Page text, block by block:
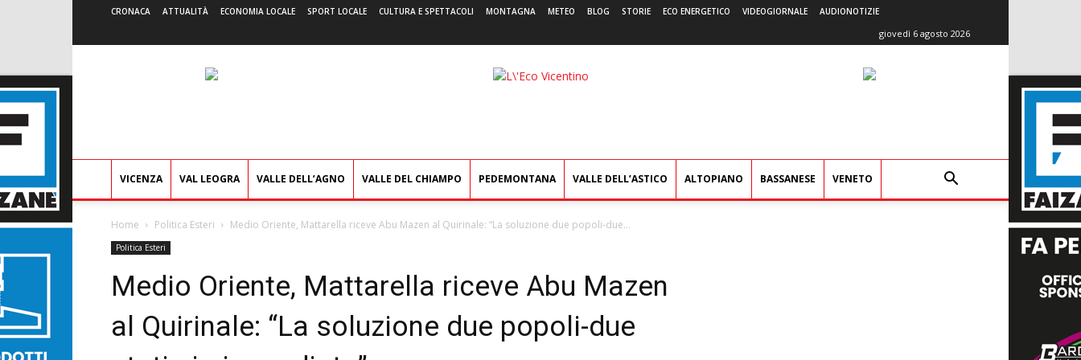
CRONACA ATTUALITÀ ECONOMIA LOCALE SPORT LOCALE CULTURA E SPETTACOLI MONTAGNA METEO BLOG STORIE ECO ENERGETICO VIDEOGIORNALE AUDIONOTIZIE
giovedì 6 agosto 2026
L'Eco
VICENZA VAL LEOGRA VALLE DELL’AGNO VALLE DEL CHIAMPO PEDEMONTANA VALLE DELL’ASTICO ALTOPIANO BASSANESE VENETO
Home Politica Esteri Medio Oriente, Mattarella riceve Abu Mazen al Quirinale: “La soluzione due popoli-due...
Politica Esteri
Medio Oriente, Mattarella riceve Abu Mazen
al Quirinale: “La soluzione due popoli-due